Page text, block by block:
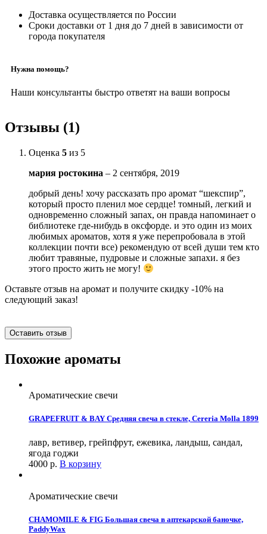
Доставка осуществляется по России
Сроки доставки от 1 дня до 7 дней в зависимости от
города покупателя
Нужна помощь?
Наши консультанты быстро ответят на ваши вопросы
Отзывы (1)
Оценка 5 из 5
мария ростокина – 2 сентября, 2019
добрый день! хочу рассказать про аромат “шекспир”,
который просто пленил мое сердце! томный, легкий и
одновременно сложный запах, он правда напоминает о
библиотеке где-нибудь в оксфорде. и это один из моих
любимых ароматов, хотя я уже перепробовала в этой
коллекции почти все) рекомендую от всей души тем кто
любит травяные, пудровые и сложные запахи. я без
этого просто жить не могу!
Оставьте отзыв на аромат и получите скидку -10% на
следующий заказ!
Оставить отзыв
Похожие ароматы
Ароматические свечи
GRAPEFRUIT & BAY Средняя свеча в стекле, Cereria Molla 1899
лавр, ветивер, грейпфрут, ежевика, ландыш, сандал,
ягода годжи
4000 р. В корзину
Ароматические свечи
CHAMOMILE & FIG Большая свеча в аптекарской баночке,
PaddyWax